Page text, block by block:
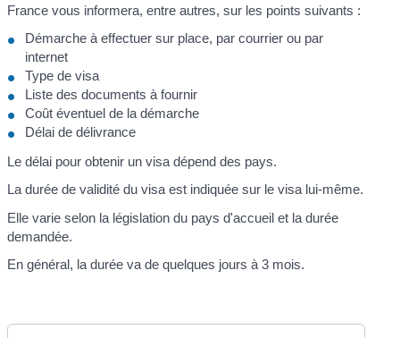
France vous informera, entre autres, sur les points suivants :
Démarche à effectuer sur place, par courrier ou par
internet
Type de visa
Liste des documents à fournir
Coût éventuel de la démarche
Délai de délivrance
Le délai pour obtenir un visa dépend des pays.
La durée de validité du visa est indiquée sur le visa lui-même.
Elle varie selon la législation du pays d'accueil et la durée
demandée.
En général, la durée va de quelques jours à 3 mois.